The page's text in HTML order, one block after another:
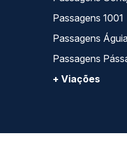
Passagens 1001
Passagens
Passagens
+ Viações